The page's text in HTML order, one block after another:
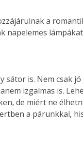
a
napelemes
is. Nem csak
izgalmas is.
de miért ne
a párunkkal,